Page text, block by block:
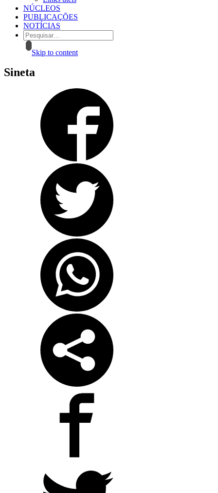
NÚCLEOS
PUBLICAÇÕES
NOTÍCIAS
Skip to content
Sineta